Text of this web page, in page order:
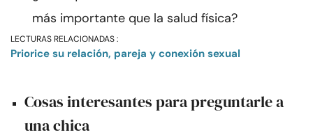
más importante que la salud física?
LECTURAS RELACIONADAS :
Priorice su relación, pareja y conexión sexual
Cosas interesantes para preguntarle a
una chica